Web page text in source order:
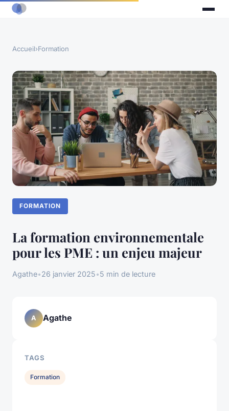
Accueil›Formation
FORMATION
La formation environnementale
pour les PME : un enjeu majeur
Agathe•26 janvier 2025•5 min de lecture
A Agathe
TAGS
Formation